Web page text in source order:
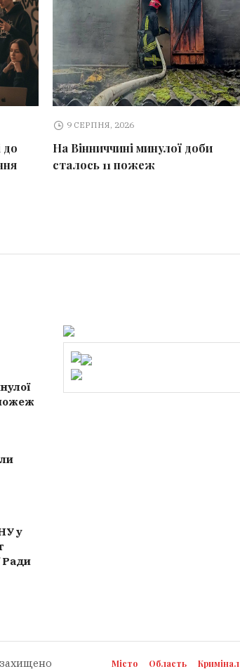
до
9 СЕРПНЯ, 2026
На Вінниччині минулої доби
сталось 11 пожеж
у
Ради
Місто Область Кримінал
захищено